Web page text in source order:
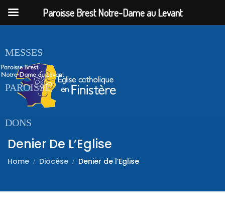
ACCUEIL
MESSES
PAROISSE
DONS
Denier De L’Eglise
Home Diocèse Denier de l’Eglise
Paroisse Brest Notre-Dame au Levant